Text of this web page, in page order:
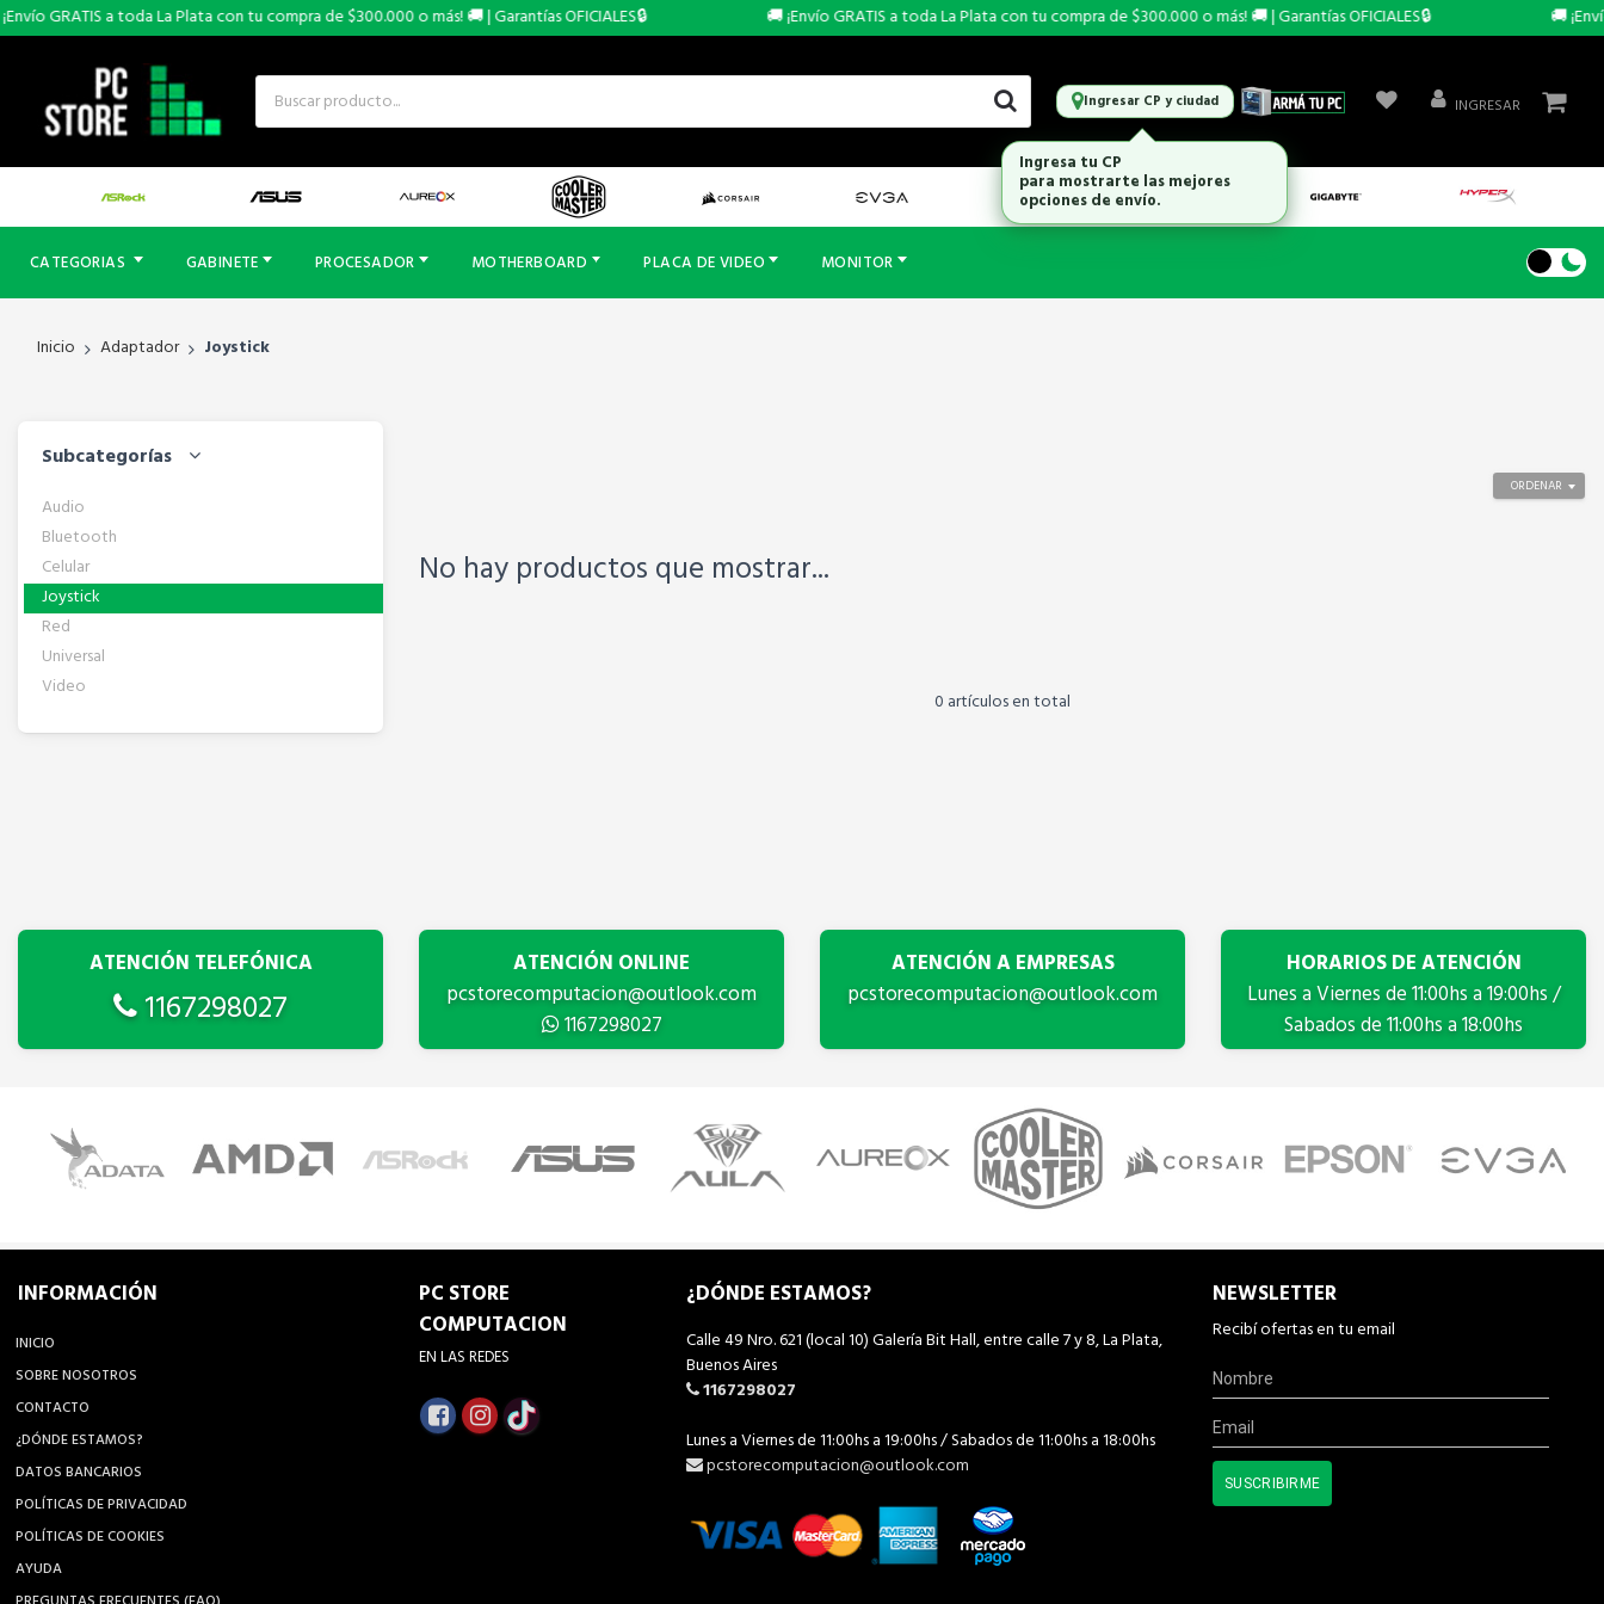
GRATIS a toda La Plata con tu compra de $300.000 o más! 🚚 | Garantías OFICIALES🔒 🚚 ¡Envío GRATIS a toda La Plata con tu compra de $300.000 o más! 🚚 | Garantías OFICIALES🔒 🚚
Ingresar CP y ciudad INGRESAR
CATEGORIAS GABINETE PROCESADOR MOTHERBOARD PLACA DE VIDEO MONITOR
Inicio Adaptador Joystick
Subcategorías
Audio
Bluetooth
Celular
Joystick
Red
Universal
Video
ORDENAR
No hay productos que mostrar...
0 artículos en total
ATENCIÓN TELEFÓNICA
1167298027
ATENCIÓN ONLINE
pcstorecomputacion@outlook.com
1167298027
ATENCIÓN A EMPRESAS
pcstorecomputacion@outlook.com
HORARIOS DE ATENCIÓN
Lunes a Viernes de 11:00hs a 19:00hs /
Sabados de 11:00hs a 18:00hs
INFORMACIÓN
INICIO
SOBRE NOSOTROS
CONTACTO
¿DÓNDE ESTAMOS?
DATOS BANCARIOS
POLÍTICAS DE PRIVACIDAD
POLÍTICAS DE COOKIES
AYUDA
PC STORE
COMPUTACION
EN LAS REDES
¿DÓNDE ESTAMOS?
Calle 49 Nro. 621 (local 10) Galería Bit Hall, entre calle 7 y 8, La Plata,
Buenos Aires
1167298027
Lunes a Viernes de 11:00hs a 19:00hs / Sabados de 11:00hs a 18:00hs
pcstorecomputacion@outlook.com
NEWSLETTER
Recibí ofertas en tu email
Ingresa tu CP
para mostrarte las mejores
opciones de envío.